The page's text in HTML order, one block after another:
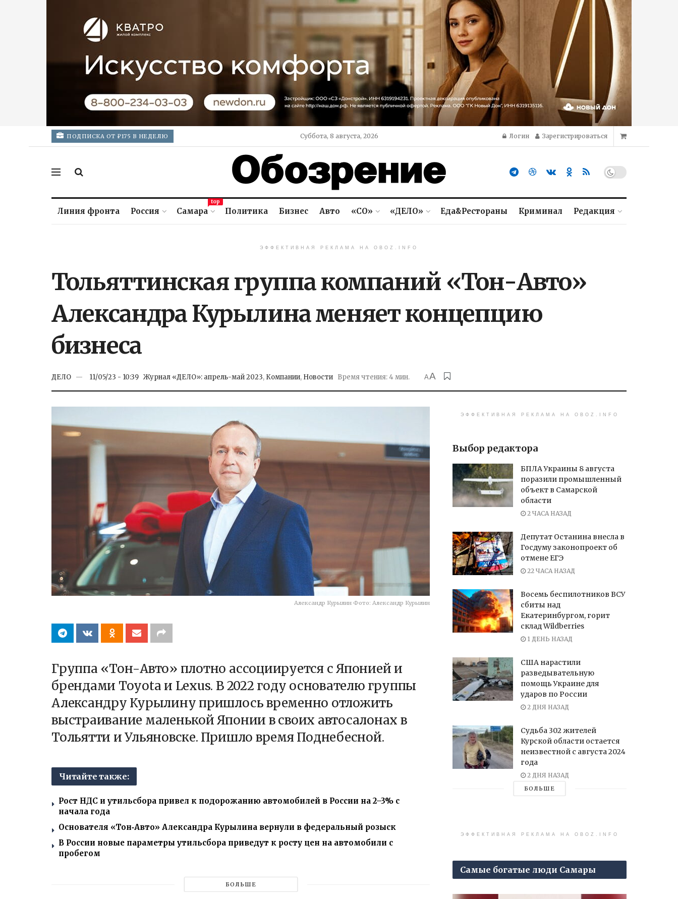
ПОДПИСКА ОТ ₽175 В НЕДЕЛЮ Суббота, 8 августа, 2026 Логин Зарегистрироваться
Линия фронта Россия Самара
top
Политика Бизнес Авто «СО» «ДЕЛО» Еда&Рестораны Криминал Редакция
ЭФФЕКТИВНАЯ РЕКЛАМА НА OBOZ.INFO
Тольяттинская группа компаний «Тон-Авто»
Александра Курылина меняет концепцию
бизнеса
ДЕЛО 11/05/23 - 10:39 Журнал «ДЕЛО»: апрель-май 2023, Компании, Новости Время чтения: 4 мин. AA
Александр Курылин Фото: Александр Курылин
Группа «Тон-Авто» плотно ассоциируется с Японией и
брендами Toyota и Lexus. В 2022 году основателю группы
Александру Курылину пришлось временно отложить
выстраивание маленькой Японии в своих автосалонах в
Тольятти и Ульяновске. Пришло время Поднебесной.
Читайте также:
Рост НДС и утильсбора привел к подорожанию автомобилей в России на 2–3% с
начала года
Основателя «Тон‑Авто» Александра Курылина вернули в федеральный розыск
В России новые параметры утильсбора приведут к росту цен на автомобили с
пробегом
БОЛЬШЕ
ЭФФЕКТИВНАЯ РЕКЛАМА НА OBOZ.INFO
Выбор редактора
БПЛА Украины 8 августа
поразили промышленный
объект в Самарской
области
2 ЧАСА НАЗАД
Депутат Останина внесла в
Госдуму законопроект об
отмене ЕГЭ
22 ЧАСА НАЗАД
Восемь беспилотников ВСУ
сбиты над
Екатеринбургом, горит
склад Wildberries
1 ДЕНЬ НАЗАД
США нарастили
разведывательную
помощь Украине для
ударов по России
2 ДНЯ НАЗАД
Судьба 302 жителей
Курской области остается
неизвестной с августа 2024
года
2 ДНЯ НАЗАД
БОЛЬШЕ
ЭФФЕКТИВНАЯ РЕКЛАМА НА OBOZ.INFO
Самые богатые люди Самары